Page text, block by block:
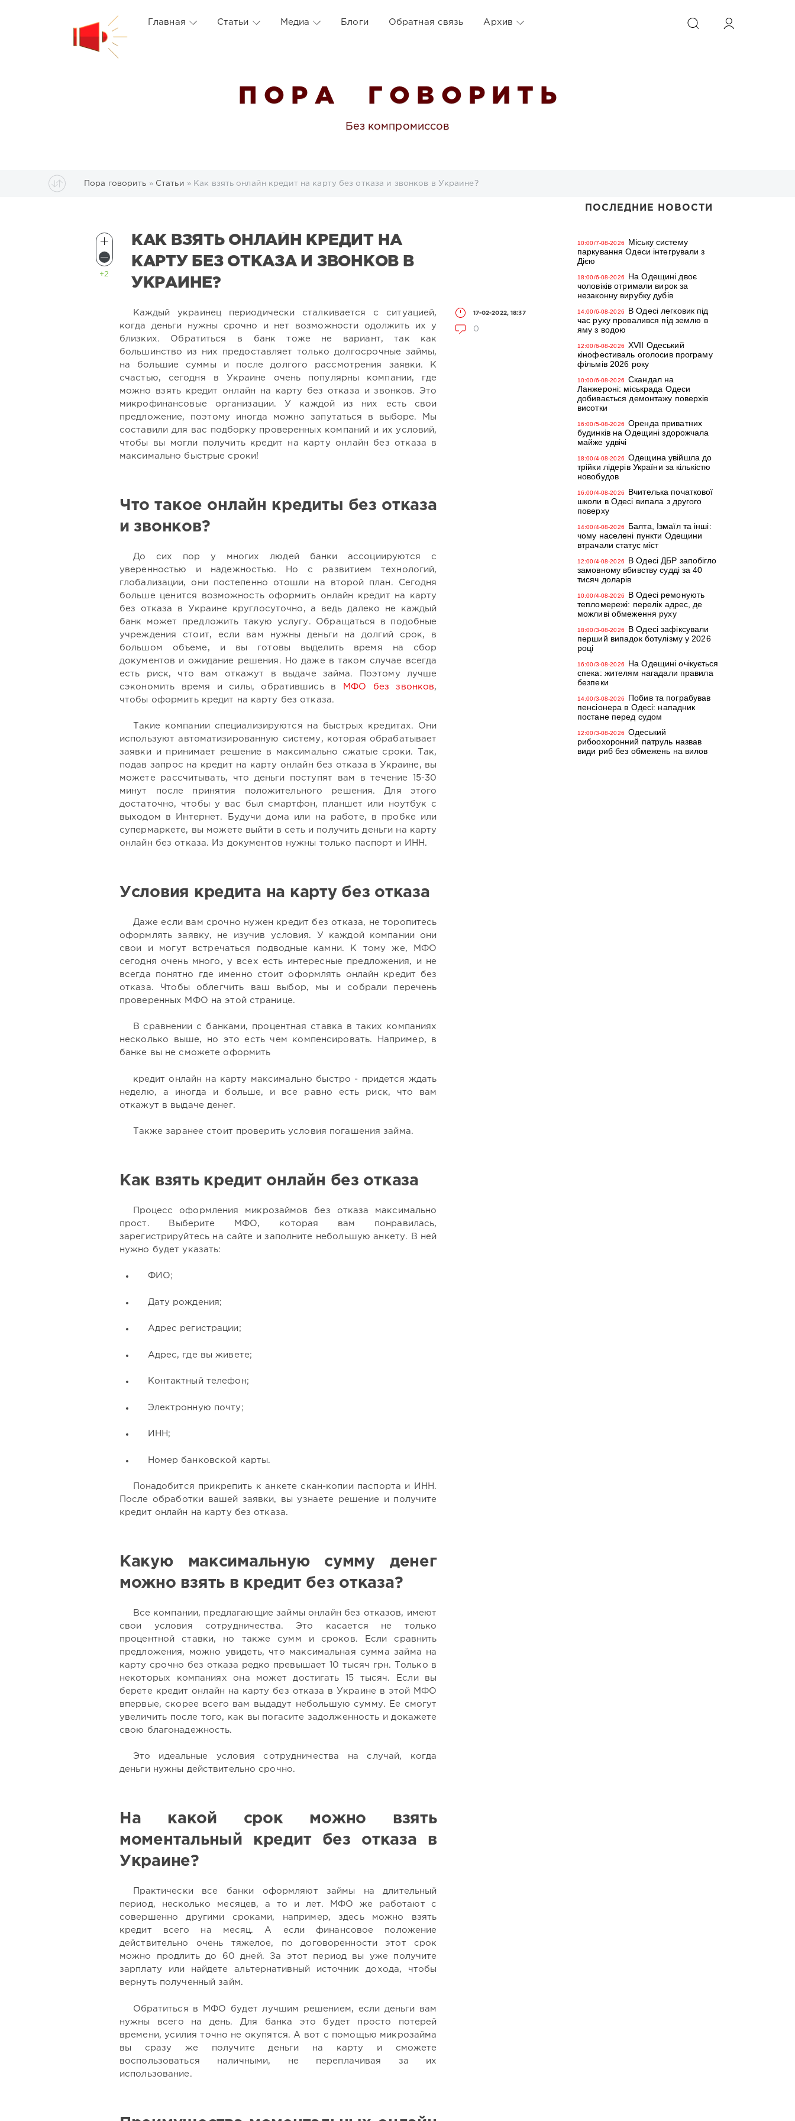
ИСКАТЬ
Главная Статьи Медиа Блоги Обратная связь Архив
П О Р А Г О В О Р И Т Ь
Без компромиссов
Пора говорить » Статьи » Как взять онлайн кредит на карту без отказа и звонков в Украине?
КАК ВЗЯТЬ ОНЛАЙН КРЕДИТ НА
КАРТУ БЕЗ ОТКАЗА И ЗВОНКОВ В
УКРАИНЕ?
17-02-2022, 18:37
0
+2
Каждый украинец периодически сталкивается с ситуацией,
когда деньги нужны срочно и нет возможности одолжить их у
близких. Обратиться в банк тоже не вариант, так как
большинство из них предоставляет только долгосрочные займы,
на большие суммы и после долгого рассмотрения заявки. К
счастью, сегодня в Украине очень популярны компании, где
можно взять кредит онлайн на карту без отказа и звонков. Это
микрофинансовые организации. У каждой из них есть свои
предложение, поэтому иногда можно запутаться в выборе. Мы
составили для вас подборку проверенных компаний и их условий,
чтобы вы могли получить кредит на карту онлайн без отказа в
максимально быстрые сроки!
Что такое онлайн кредиты без отказа
и звонков?
До сих пор у многих людей банки ассоциируются с
уверенностью и надежностью. Но с развитием технологий,
глобализации, они постепенно отошли на второй план. Сегодня
больше ценится возможность оформить онлайн кредит на карту
без отказа в Украине круглосуточно, а ведь далеко не каждый
банк может предложить такую услугу. Обращаться в подобные
учреждения стоит, если вам нужны деньги на долгий срок, в
большом объеме, и вы готовы выделить время на сбор
документов и ожидание решения. Но даже в таком случае всегда
есть риск, что вам откажут в выдаче займа. Поэтому лучше
сэкономить время и силы, обратившись в
МФО без звонков,
чтобы оформить кредит на карту без отказа.
Такие компании специализируются на быстрых кредитах. Они
используют автоматизированную систему, которая обрабатывает
заявки и принимает решение в максимально сжатые сроки. Так,
подав запрос на кредит на карту онлайн без отказа в Украине, вы
можете рассчитывать, что деньги поступят вам в течение 15-30
минут после принятия положительного решения. Для этого
достаточно, чтобы у вас был смартфон, планшет или ноутбук с
выходом в Интернет. Будучи дома или на работе, в пробке или
супермаркете, вы можете выйти в сеть и получить деньги на карту
онлайн без отказа. Из документов нужны только паспорт и ИНН.
Условия кредита на карту без отказа
Даже если вам срочно нужен кредит без отказа, не торопитесь
оформлять заявку, не изучив условия. У каждой компании они
свои и могут встречаться подводные камни. К тому же, МФО
сегодня очень много, у всех есть интересные предложения, и не
всегда понятно где именно стоит оформлять онлайн кредит без
отказа. Чтобы облегчить ваш выбор, мы и собрали перечень
проверенных МФО на этой странице.
В сравнении с банками, процентная ставка в таких компаниях
несколько выше, но это есть чем компенсировать. Например, в
банке вы не сможете оформить
кредит онлайн на карту максимально быстро - придется ждать
неделю, а иногда и больше, и все равно есть риск, что вам
откажут в выдаче денег.
Также заранее стоит проверить условия погашения займа.
Как взять кредит онлайн без отказа
Процесс оформления микрозаймов без отказа максимально
прост. Выберите МФО, которая вам понравилась,
зарегистрируйтесь на сайте и заполните небольшую анкету. В ней
нужно будет указать:
ФИО;
Дату рождения;
Адрес регистрации;
Адрес, где вы живете;
Контактный телефон;
Электронную почту;
ИНН;
Номер банковской карты.
Понадобится прикрепить к анкете скан-копии паспорта и ИНН.
После обработки вашей заявки, вы узнаете решение и получите
кредит онлайн на карту без отказа.
Какую максимальную сумму денег
можно взять в кредит без отказа?
Все компании, предлагающие займы онлайн без отказов, имеют
свои условия сотрудничества. Это касается не только
процентной ставки, но также сумм и сроков. Если сравнить
предложения, можно увидеть, что максимальная сумма займа на
карту срочно без отказа редко превышает 10 тысяч грн. Только в
некоторых компаниях она может достигать 15 тысяч. Если вы
берете кредит онлайн на карту без отказа в Украине в этой МФО
впервые, скорее всего вам выдадут небольшую сумму. Ее смогут
увеличить после того, как вы погасите задолженность и докажете
свою благонадежность.
Это идеальные условия сотрудничества на случай, когда
деньги нужны действительно срочно.
На какой срок можно взять
моментальный кредит без отказа в
Украине?
Практически все банки оформляют займы на длительный
период, несколько месяцев, а то и лет. МФО же работают с
совершенно другими сроками, например, здесь можно взять
кредит всего на месяц. А если финансовое положение
действительно очень тяжелое, по договоренности этот срок
можно продлить до 60 дней. За этот период вы уже получите
зарплату или найдете альтернативный источник дохода, чтобы
вернуть полученный займ.
Обратиться в МФО будет лучшим решением, если деньги вам
нужны всего на день. Для банка это будет просто потерей
времени, усилия точно не окупятся. А вот с помощью микрозайма
вы сразу же получите деньги на карту и сможете
воспользоваться наличными, не переплачивая за их
использование.
ПОСЛЕДНИЕ НОВОСТИ
10:00/7-08-2026
Міську систему
паркування Одеси інтегрували з
Дією
18:00/6-08-2026
На Одещині двоє
чоловіків отримали вирок за
незаконну вирубку дубів
14:00/6-08-2026
В Одесі легковик під
час руху провалився під землю в
яму з водою
12:00/6-08-2026
XVII Одеський
кінофестиваль оголосив програму
фільмів 2026 року
10:00/6-08-2026
Скандал на
Ланжероні: міськрада Одеси
добивається демонтажу поверхів
висотки
16:00/5-08-2026
Оренда приватних
будинків на Одещині здорожчала
майже удвічі
18:00/4-08-2026
Одещина увійшла до
трійки лідерів України за кількістю
новобудов
16:00/4-08-2026
Вчителька початкової
школи в Одесі випала з другого
поверху
14:00/4-08-2026
Балта, Ізмаїл та інші:
чому населені пункти Одещини
втрачали статус міст
12:00/4-08-2026
В Одесі ДБР запобігло
замовному вбивству судді за 40
тисяч доларів
10:00/4-08-2026
В Одесі ремонують
тепломережі: перелік адрес, де
можливі обмеження руху
18:00/3-08-2026
В Одесі зафіксували
перший випадок ботулізму у 2026
році
16:00/3-08-2026
На Одещині очікується
спека: жителям нагадали правила
безпеки
14:00/3-08-2026
Побив та пограбував
пенсіонера в Одесі: нападник
постане перед судом
12:00/3-08-2026
Одеський
рибоохоронний патруль назвав
види риб без обмежень на вилов